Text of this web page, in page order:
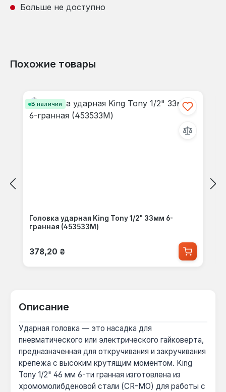
Больше не доступно
Похожие товары
В наличии
Головка ударная King Tony 1/2" 33мм 6-
гранная (453533M)
Обычная цена:
378,20 ₴
Описание
Ударная головка — это насадка для
пневматического или электрического гайковерта,
предназначенная для откручивания и закручивания
крепежа с высоким крутящим моментом. King
Tony 1/2" 46 мм 6-ти гранная изготовлена из
хромомолибденовой стали (CR-MO) для работы с